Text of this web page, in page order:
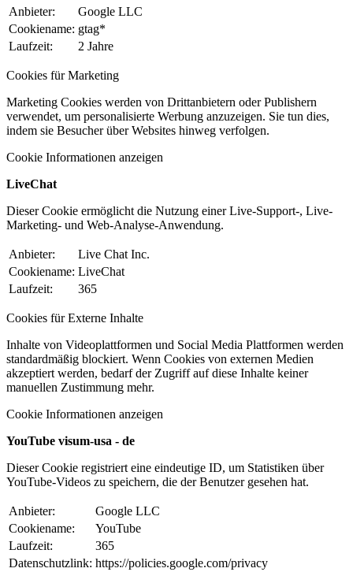
Anbieter:
Google LLC
Cookiename: gtag*
Laufzeit:
2 Jahre
Cookies für Marketing
Marketing Cookies werden von Drittanbietern oder Publishern
verwendet, um personalisierte Werbung anzuzeigen. Sie tun dies,
indem sie Besucher über Websites hinweg verfolgen.
Cookie Informationen anzeigen
LiveChat
Dieser Cookie ermöglicht die Nutzung einer Live-Support-, Live-
Marketing- und Web-Analyse-Anwendung.
Anbieter:
Live Chat Inc.
Cookiename: LiveChat
Laufzeit:
365
Cookies für Externe Inhalte
Inhalte von Videoplattformen und Social Media Plattformen werden
standardmäßig blockiert. Wenn Cookies von externen Medien
akzeptiert werden, bedarf der Zugriff auf diese Inhalte keiner
manuellen Zustimmung mehr.
Cookie Informationen anzeigen
YouTube visum-usa - de
Dieser Cookie registriert eine eindeutige ID, um Statistiken über
YouTube-Videos zu speichern, die der Benutzer gesehen hat.
Anbieter:
Google LLC
Cookiename:
YouTube
Laufzeit:
365
Datenschutzlink: https://policies.google.com/privacy